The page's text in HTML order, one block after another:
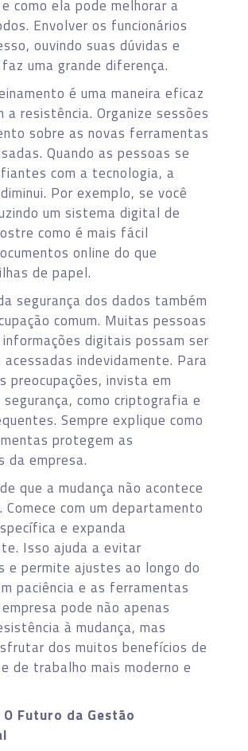
como ela pode melhorar a
Envolver os funcionários
ouvindo suas dúvidas e
uma grande diferença.
é uma maneira eficaz
a resistência. Organize sessões
sobre as novas ferramentas
Quando as pessoas se
com a tecnologia, a
Por exemplo, se você
um sistema digital de
como é mais fácil
online do que
de papel.
segurança dos dados também
comum. Muitas pessoas
digitais possam ser
acessadas indevidamente. Para
preocupações, invista em
como criptografia e
Sempre explique como
protegem as
da empresa.
que a mudança não acontece
Comece com um departamento
e expanda
Isso ajuda a evitar
e permite ajustes ao longo do
paciência e as ferramentas
pode não apenas
à mudança, mas
dos muitos benefícios de
de trabalho mais moderno e
Futuro da Gestão